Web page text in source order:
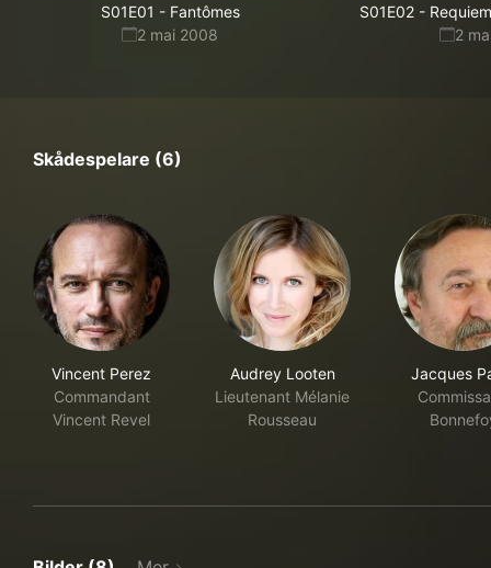
S01E01 - Fantômes
2 mai 2008
S01E02 -
2
Skådespelare (6)
Vincent Perez
Commandant
Vincent Revel
Audrey Looten
Lieutenant Mélanie
Rousseau
Jacques